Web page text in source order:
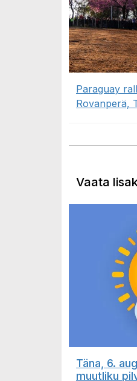
Paraguay
Rovanperä,
Vaata
Täna, 6.
muutliku